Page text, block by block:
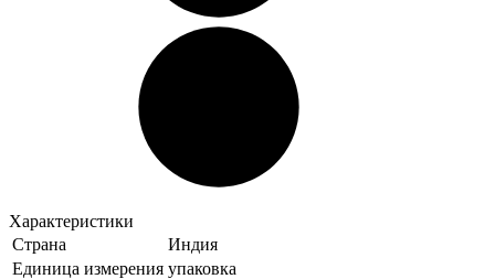
Характеристики
Страна
Индия
Единица измерения упаковка